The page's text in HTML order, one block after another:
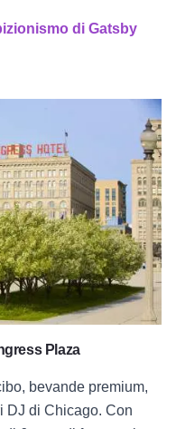
di Gatsby
Plaza
bevande premium,
DJ di Chicago. Con